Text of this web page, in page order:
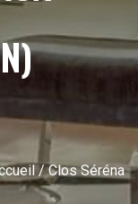
/ Clos Séréna